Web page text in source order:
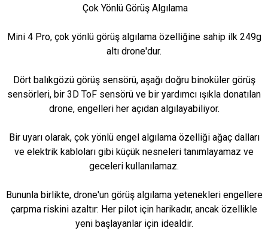
Çok Yönlü Görüş Algılama
Mini 4 Pro, çok yönlü görüş algılama özelliğine sahip ilk 249g
altı drone'dur.
Dört balıkgözü görüş sensörü, aşağı doğru binoküler görüş
sensörleri, bir 3D ToF sensörü ve bir yardımcı ışıkla donatılan
drone, engelleri her açıdan algılayabiliyor.
Bir uyarı olarak, çok yönlü engel algılama özelliği ağaç dalları
ve elektrik kabloları gibi küçük nesneleri tanımlayamaz ve
geceleri kullanılamaz.
Bununla birlikte, drone'un görüş algılama yetenekleri engellere
çarpma riskini azaltır: Her pilot için harikadır, ancak özellikle
yeni başlayanlar için idealdir.